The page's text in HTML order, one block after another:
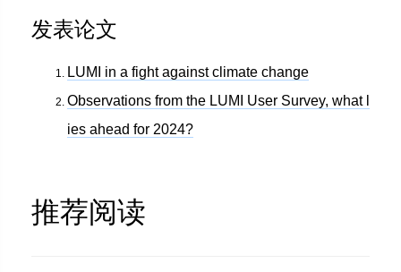
发表论文
LUMI in a fight against climate change
Observations from the LUMI User Survey, what l
ies ahead for 2024?
推荐阅读